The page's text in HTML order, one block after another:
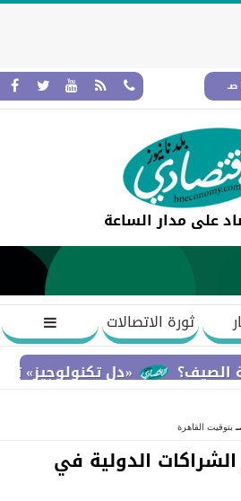
على مدار الساعة
ثورة الاتصالات
«دل تكنولوجيز» تؤكد
بتوقيت القاهرة
الدولية في